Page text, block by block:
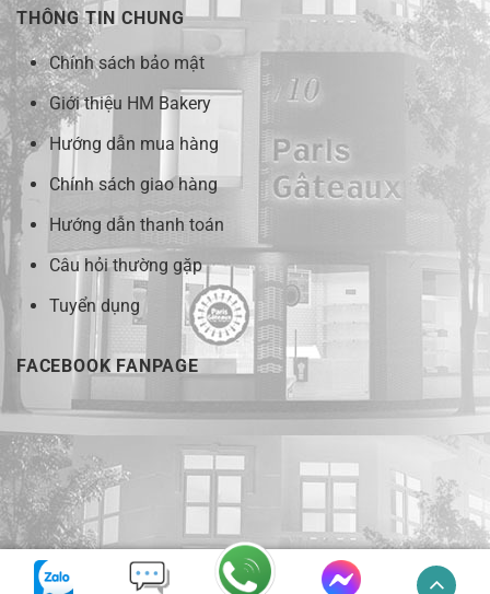
THÔNG TIN CHUNG
Chính sách bảo mật
Giới thiệu HM Bakery
Hướng dẫn mua hàng
Chính sách giao hàng
Hướng dẫn thanh toán
Câu hỏi thường gặp
Tuyển dụng
FACEBOOK FANPAGE